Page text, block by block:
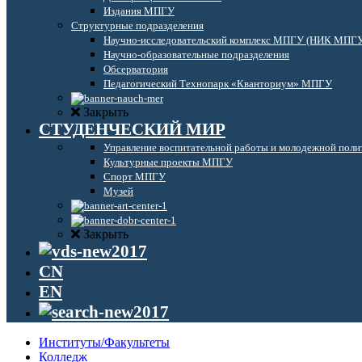
Издания МПГУ
Структурные подразделения
Научно-исследовательский комплекс МПГУ (НИК
Научно-образовательные подразделения
Обсерватория
Педагогический Технопарк «Кванториум» МПГУ
Закрыть
СТУДЕНЧЕСКИЙ МИР
Управление воспитательной работы и молодежной
Культурные проекты МПГУ
Спорт МПГУ
Музей
Закрыть
CN
EN
Институты/Факультеты
Колледж